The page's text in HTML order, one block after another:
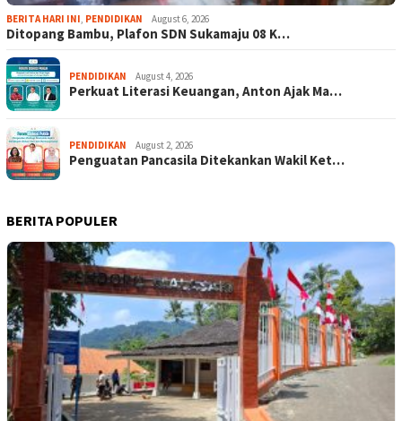
BERITA HARI INI, PENDIDIKAN August 6, 2026
Ditopang Bambu, Plafon SDN Sukamaju 08 K…
PENDIDIKAN August 4, 2026
Perkuat Literasi Keuangan, Anton Ajak Ma…
PENDIDIKAN August 2, 2026
Penguatan Pancasila Ditekankan Wakil Ket…
BERITA POPULER